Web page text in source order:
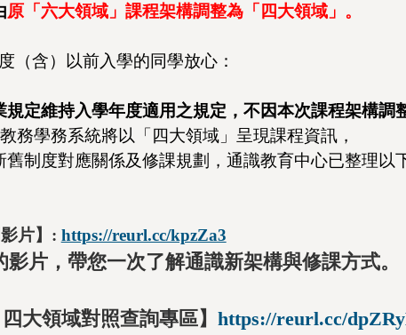
原「六大領域」課程架構調整為「四大領域」。
（含）以前入學的同學放心：
規定維持入學年度適用之規定，不因本次課程架構調
務學務系統將以「四大領域」呈現課程資訊，
制度對應關係及修課規劃，通識教育中心已整理以
片】: https://reurl.cc/kpzZa3
片，帶您一次了解通識新架構與修課方式。
大領域對照查詢專區】 https://reurl.cc/